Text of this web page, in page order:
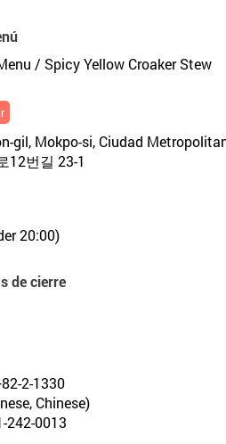
/ Spicy Yellow Croaker Stew
gil, Mokpo-si, Ciudad
12번길 23-1
20:00)
de cierre
2-1330
Chinese)
242-0013